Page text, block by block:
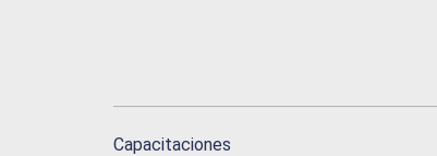
Capacitaciones